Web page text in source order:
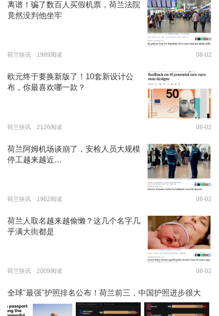
离谱！骗了数百人买假机票，荷兰法院
竟然没判他坐牢
荷兰快讯 1989阅读 08-02
欧元终于要换新版了！10套新设计公
布，你最喜欢哪一款？
荷兰快讯 2126阅读 08-02
荷兰阿姆机场谈崩了，安检人员大规模
停工越来越近…
荷兰快讯 1962阅读 08-02
荷兰人取名越来越偷懒？这几个名字几
乎满大街都是
荷兰快讯 2009阅读 08-02
全球"最强"护照排名公布！荷兰前三，中国护照进步很大